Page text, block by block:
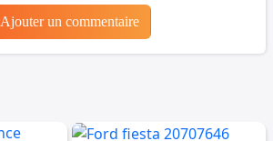
Ajouter un commentaire